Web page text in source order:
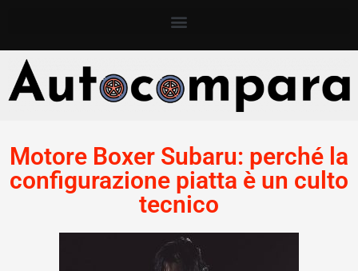
Motore Boxer Subaru: perché la
configurazione piatta è un culto
tecnico